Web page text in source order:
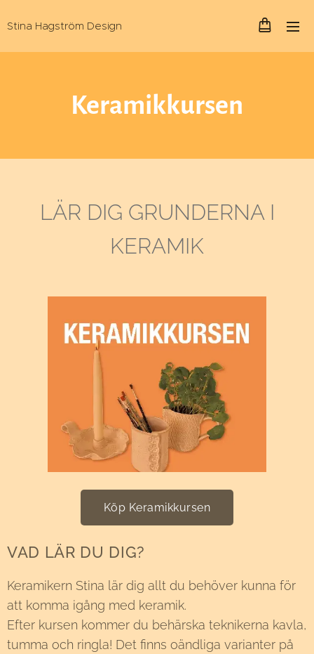
Stina Hagström Design
Keramikkursen
LÄR DIG GRUNDERNA I
KERAMIK
Köp Keramikkursen
VAD LÄR DU DIG?
Keramikern Stina lär dig allt du behöver kunna för
att komma igång med keramik.
Efter kursen kommer du behärska teknikerna kavla,
tumma och ringla! Det finns oändliga varianter på